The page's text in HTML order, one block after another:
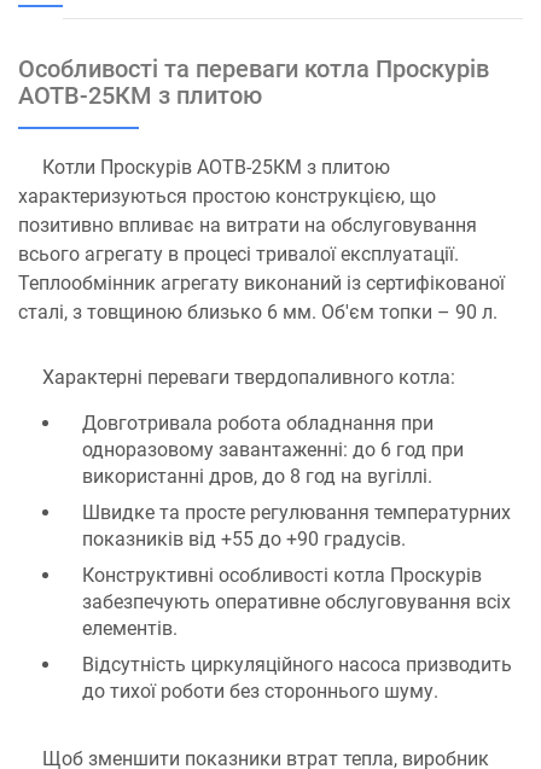
Особливості та переваги котла Проскурів
АОТВ-25КМ з плитою
Котли Проскурів АОТВ-25КМ з плитою
характеризуються простою конструкцією, що
позитивно впливає на витрати на обслуговування
всього агрегату в процесі тривалої експлуатації.
Теплообмінник агрегату виконаний із сертифікованої
сталі, з товщиною близько 6 мм. Об'єм топки – 90 л.
Характерні переваги твердопаливного котла:
Довготривала робота обладнання при
одноразовому завантаженні: до 6 год при
використанні дров, до 8 год на вугіллі.
Швидке та просте регулювання температурних
показників від +55 до +90 градусів.
Конструктивні особливості котла Проскурів
забезпечують оперативне обслуговування всіх
елементів.
Відсутність циркуляційного насоса призводить
до тихої роботи без стороннього шуму.
Щоб зменшити показники втрат тепла, виробник